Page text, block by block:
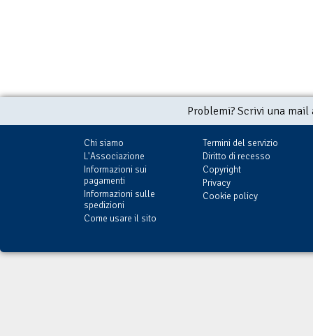
Problemi? Scrivi una
Chi siamo
L'Associazione
Informazioni sui
pagamenti
Informazioni sulle
spedizioni
Come usare il sito
Termini del servizio
Diritto di recesso
Copyright
Privacy
Cookie policy